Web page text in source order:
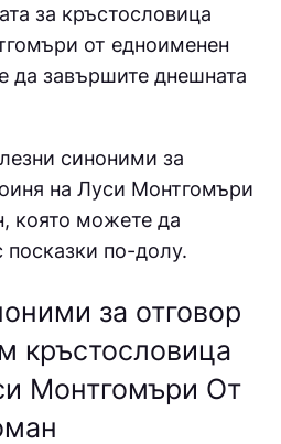
за кръстословица
от едноименен
да завършите днешната
синоними за
на Луси Монтгомъри
, която можете да
посказки по-долу.
за отговор
кръстословица
Монтгомъри От